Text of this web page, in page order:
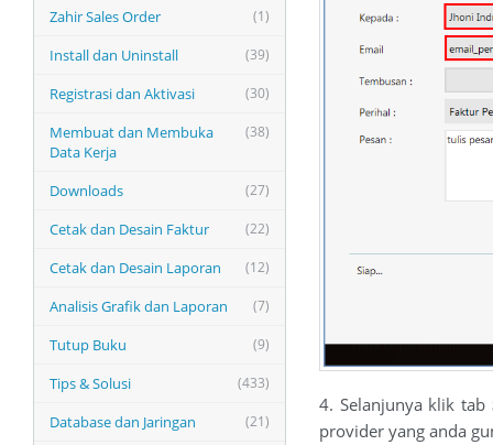
(1)
Zahir Sales Order
(39)
Install dan Uninstall
(30)
Registrasi dan Aktivasi
(38)
Membuat dan Membuka
Data Kerja
(27)
Downloads
(22)
Cetak dan Desain Faktur
(12)
Cetak dan Desain Laporan
(7)
Analisis Grafik dan Laporan
(9)
Tutup Buku
(433)
Tips & Solusi
(21)
Database dan Jaringan
4. Selanjunya klik tab
provider yang anda